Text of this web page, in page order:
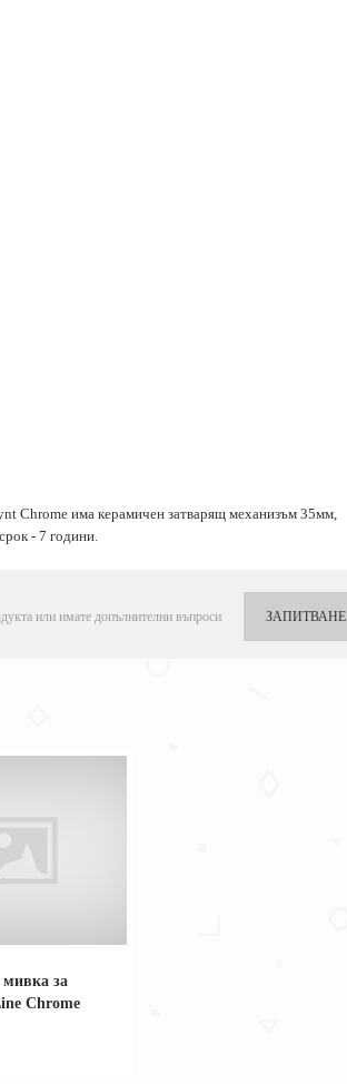
Chrome има керамичен затварящ механизъм 35мм,
- 7 години.
ЗАПИТВАНЕ
или имате допълнителни въпроси
мивка за
Chrome